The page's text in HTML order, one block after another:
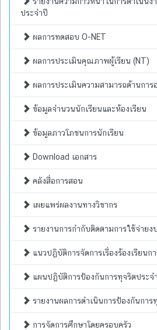
ประจำปี
ผลการทดสอบ O-NET
ผลการประเมินคุณภาพผู้เรียน (NT)
ผลการประเมินความสามารถด้านการ
ข้อมูลจำนวนนักเรียนและห้องเรียน
ข้อมูลภาวโภชนการนักเรียน
Download เอกสาร
คลังสื่อการสอน
เผยแพร่ผลงานทางวิชากร
รายงานการกำกับติดตามการใช้จ่าย
แนวปฏิบัติการจัดการเรื่องร้องเรียน
แผนปฏิบัติการป้องกันการทุจริตประจ
รายงานผลการดำเนินการป้องกันการ
การจัดการศึกษาโดยครอบครัว